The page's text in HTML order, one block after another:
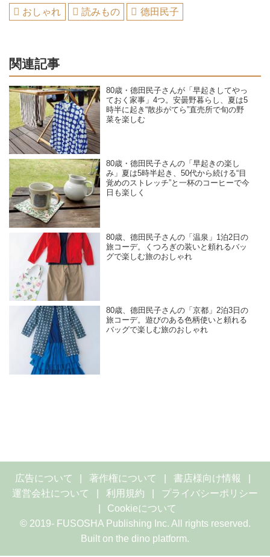
おしゃれ 読みもの 德田民子
関連記事
80歳・德田民子さんが「早起きしてやっ
ておく家事」4つ。安曇野暮らし、夏は5
時半に起き“散歩がてら”直売所で旬の野
菜を楽しむ
80歳・德田民子さんの「早起きの楽し
み」夏は5時半起き、50代から続ける“目
覚めのストレッチ”と一杯のコーヒーで今
日も楽しく
80歳、德田民子さんの「温泉」1泊2日の
旅コーデ。くつろぎの装いと頼れるバッ
グで楽しむ旅のおしゃれ
80歳、德田民子さんの「京都」2泊3日の
旅コーデ。遊びのある色柄使いと頼れる
バッグで楽しむ旅のおしゃれ
広告について 著作権について
書店様向け情報
運営会社について
利用規約
プライバシーポリシー
Cookieについて
© 2019- FUSOSHA Publishing Inc. All rights reserved.
Built on the dino platform.